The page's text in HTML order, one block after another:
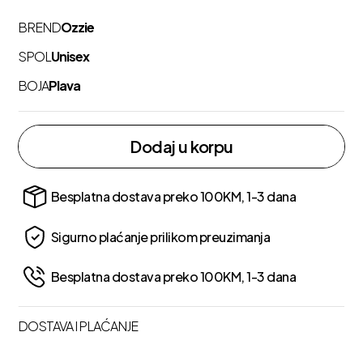
BRENDOzzie
SPOL Unisex
BOJAPlava
Dodaj u korpu
Besplatna dostava preko 100KM, 1-3 dana
Sigurno plaćanje prilikom preuzimanja
Besplatna dostava preko 100KM, 1-3 dana
DOSTAVA I PLAĆANJE